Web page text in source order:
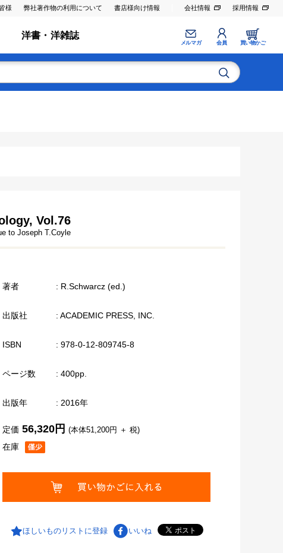
様 弊社著作物の利用について 書店様向け情報 会社情報 採用情報
洋書・洋雑誌
メルマガ 会員 買い物かご
Vol.76
to Joseph T.Coyle
著者 : R.Schwarcz (ed.)
出版社 : ACADEMIC PRESS, INC.
ISBN : 978-0-12-809745-8
ページ数 : 400pp.
出版年 : 2016年
在庫
定価 56,320円 (本体51,200円 ＋ 税)
ほしいものリストに登録 いいね